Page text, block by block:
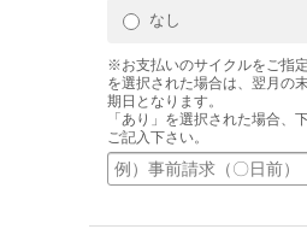
なし
※お支払いのサイクルをご指
を選択された場合は、翌月の
期日となります。
「あり」を選択された場合、
ご記入下さい。